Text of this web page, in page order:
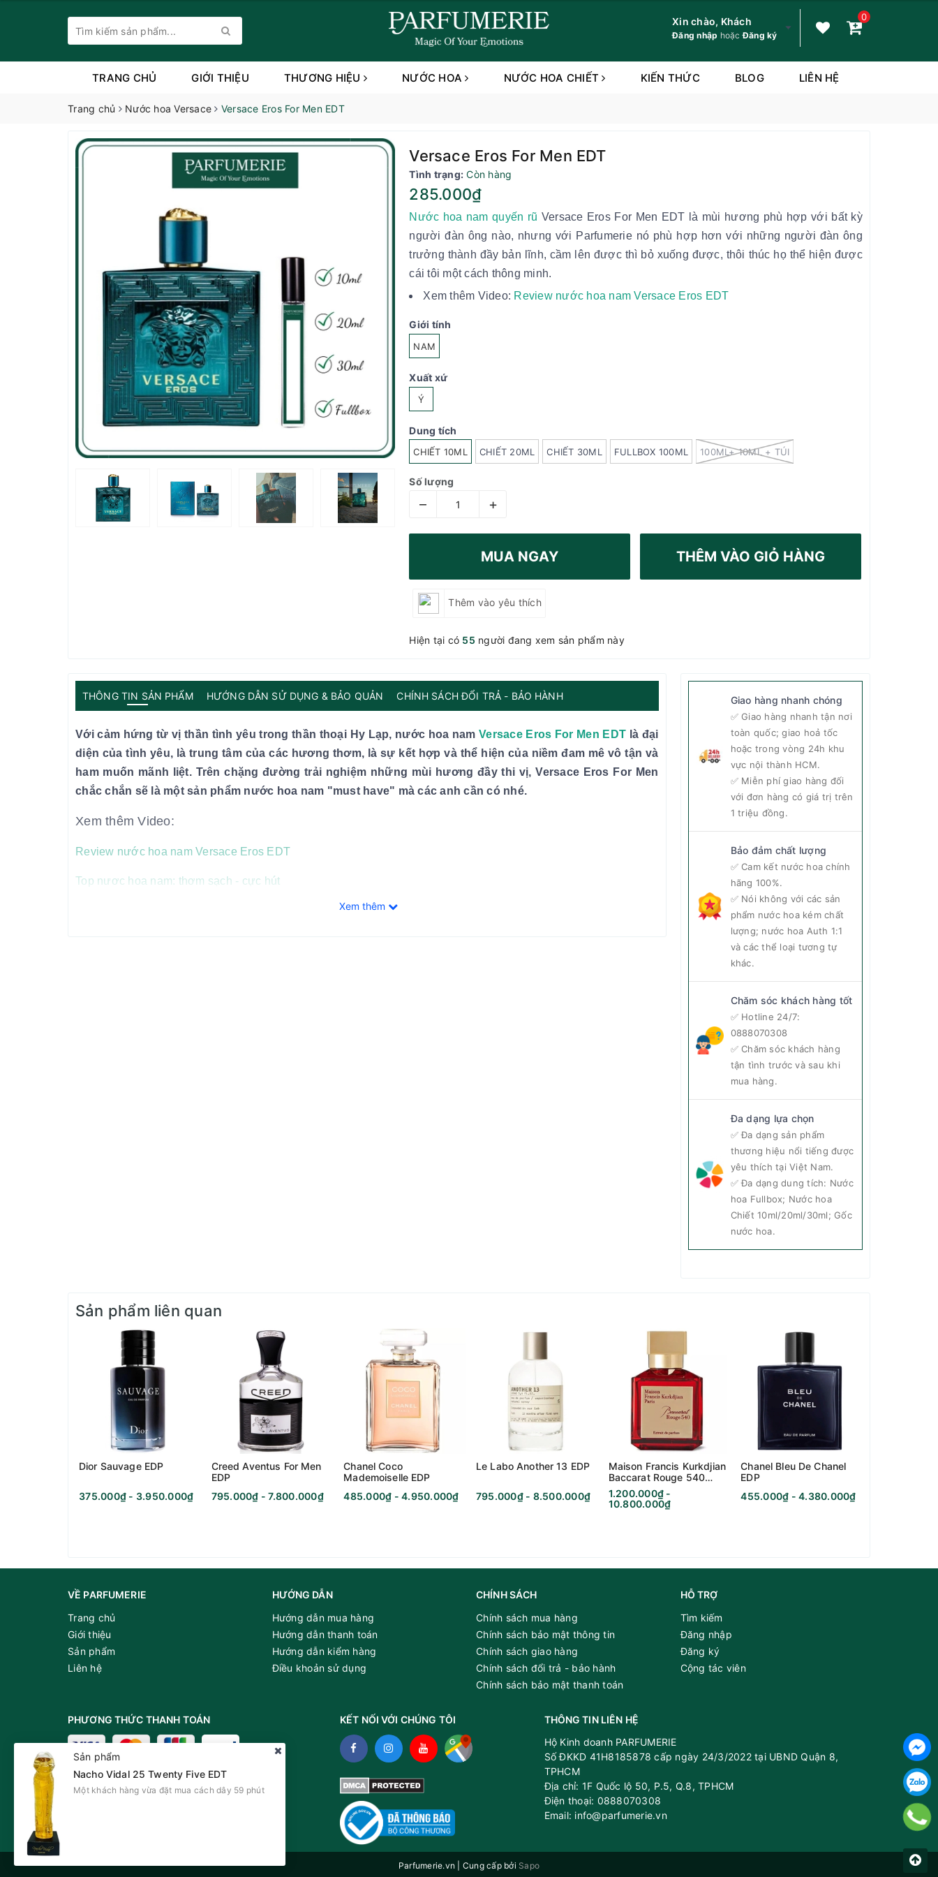
Xin chào, Khách
Đăng nhập hoặcĐăng ký
0
TRANG CHỦ GIỚI THIỆU THƯƠNG HIỆU NƯỚC HOA NƯỚC HOA CHIẾT KIẾN THỨC BLOG LIÊN HỆ
Trang chủ Nước hoa Versace Versace Eros For Men EDT
Versace Eros For Men EDT
Tình trạng: Còn hàng
285.000₫
Nước hoa nam quyến rũ Versace Eros For Men EDT là mùi hương phù hợp với bất kỳ
người đàn ông nào, nhưng với Parfumerie nó phù hợp hơn với những người đàn ông
trưởng thành đầy bản lĩnh, cầm lên được thì bỏ xuống được, thôi thúc họ thể hiện được
cái tôi một cách thông minh.
Xem thêm Video: Review nước hoa nam Versace Eros EDT
Giới tính
NAM
Xuất xứ
Ý
Dung tích
CHIẾT 10ML CHIẾT 20ML CHIẾT 30ML FULLBOX 100ML 100ML+ 10ML + TÚI
Số lượng
– +
MUA NGAY THÊM VÀO GIỎ HÀNG
Thêm vào yêu thích
Hiện tại có 55 người đang xem sản phẩm này
THÔNG TIN SẢN PHẨM HƯỚNG DẪN SỬ DỤNG & BẢO QUẢN CHÍNH SÁCH ĐỔI TRẢ - BẢO HÀNH
Với cảm hứng từ vị thần tình yêu trong thần thoại Hy Lạp, nước hoa namVersace Eros For Men EDT là đại
diện của tình yêu, là trung tâm của các hương thơm, là sự kết hợp và thể hiện của niềm đam mê vô tận và
ham muốn mãnh liệt. Trên chặng đường trải nghiệm những mùi hương đầy thi vị, Versace Eros For Men
chắc chắn sẽ là một sản phẩm nước hoa nam "must have" mà các anh cần có nhé.
Xem thêm Video:
Review nước hoa nam Versace Eros EDT
Top nươc hoa nam: thơm sạch - cực hút
Năm ra mắt:
Nồng độ: EDT
Nhà pha chế: Aurelien Guichard
Độ lưu hương: Lâu - 7 giờ đến 12 giờ
Nam tính, Gợi cảm, Thu hút
Hương Đầu: Cây bạc hà, Táo xanh, Quả chanh vàng
Hương giữa: Đậu Tonka, Hoa phong lữ, Hương Ambroxan
Hương cuối: Hương Va ni Madagascar, Cỏ hương bài, Rêu sồi, Gỗ tuyết tùng Virginia 2, Gỗ tuyết tùng Atlas
Hương thơm ngọt ngào quyến rũ nổi bật của nước hoa nam Versace Eros For Men EDT
Xem thêm
Giao hàng nhanh chóng
✅ Giao hàng nhanh tận nơi
toàn quốc; giao hoả tốc
hoặc trong vòng 24h khu
vực nội thành HCM.
✅ Miễn phí giao hàng đối
với đơn hàng có giá trị trên
1 triệu đồng.
Bảo đảm chất lượng
✅ Cam kết nước hoa chính
hãng 100%.
✅ Nói không với các sản
phẩm nước hoa kém chất
lượng; nước hoa Auth 1:1
và các thể loại tương tự
khác.
Chăm sóc khách hàng tốt
✅ Hotline 24/7:
0888070308
✅ Chăm sóc khách hàng
tận tình trước và sau khi
mua hàng.
Đa dạng lựa chọn
✅ Đa dạng sản phẩm
thương hiệu nổi tiếng được
yêu thích tại Việt Nam.
✅ Đa dạng dung tích: Nước
hoa Fullbox; Nước hoa
Chiết 10ml/20ml/30ml; Gốc
nước hoa.
Sản phẩm liên quan
Dior Sauvage EDP
375.000₫ - 3.950.000₫
Creed Aventus For Men
EDP
795.000₫ - 7.800.000₫
Chanel Coco
Mademoiselle EDP
485.000₫ - 4.950.000₫
Le Labo Another 13 EDP
795.000₫ - 8.500.000₫
Maison Francis Kurkdjian
Baccarat Rouge 540
Extrait De Parfum
1.200.000₫ -
10.800.000₫
Chanel Bleu De Chanel
EDP
455.000₫ - 4.380.000₫
VỀ PARFUMERIE
Trang chủ
Giới thiệu
Sản phẩm
Liên hệ
HƯỚNG DẪN
Hướng dẫn mua hàng
Hướng dẫn thanh toán
Hướng dẫn kiểm hàng
Điều khoản sử dụng
CHÍNH SÁCH
Chính sách mua hàng
Chính sách bảo mật thông tin
Chính sách giao hàng
Chính sách đổi trả - bảo hành
Chính sách bảo mật thanh toán
HỖ TRỢ
Tìm kiếm
Đăng nhập
Đăng ký
Cộng tác viên
PHƯƠNG THỨC THANH TOÁN KẾT NỐI VỚI CHÚNG TÔI
THÔNG TIN LIÊN HỆ
Hộ Kinh doanh PARFUMERIE
Số ĐKKD 41H8185878 cấp ngày 24/3/2022 tại UBND Quận 8,
TPHCM
Địa chỉ: 1F Quốc lộ 50, P.5, Q.8, TPHCM
Điện thoại: 0888070308
Email: info@parfumerie.vn
Parfumerie.vn Cung cấp bởi Sapo